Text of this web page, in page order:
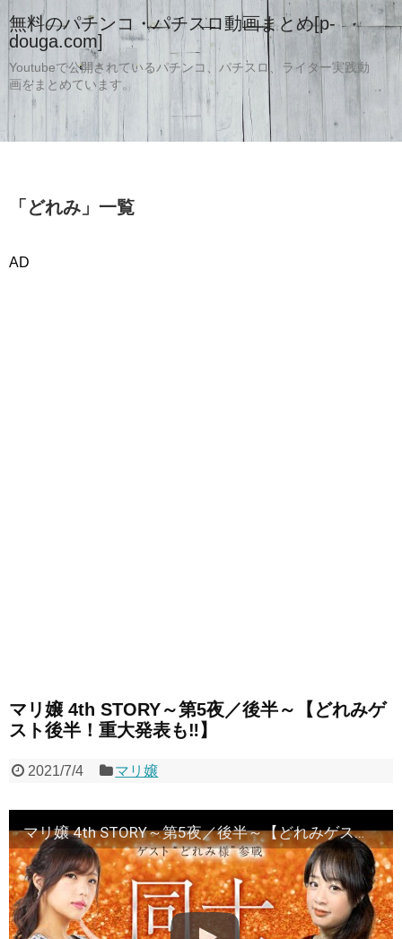
無料のパチンコ・パチスロ動画まとめ[p-
douga.com]
Youtubeで公開されているパチンコ、パチスロ、ライター実践動
画をまとめています。
「 どれみ 」 一覧
AD
マリ嬢 4th STORY～第5夜／後半～【どれみゲ
スト後半！重大発表も‼】
2021/7/4 マリ嬢
マリ嬢 4th STORY～第5夜／後半～【どれみゲスト後半！重大発表も‼】